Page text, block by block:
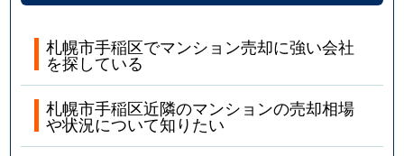
札幌市手稲区でマンション売却に強い会社
を探している
札幌市手稲区近隣のマンションの売却相場
や状況について知りたい